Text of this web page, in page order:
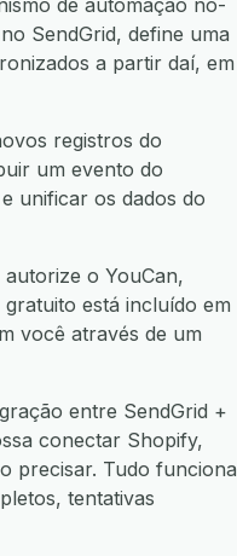
de automação no-
SendGrid, define uma
a partir daí, em
registros do
um evento do
unificar os dados do
o YouCan,
está incluído em
você através de um
entre SendGrid +
conectar Shopify,
precisar. Tudo funciona
tentativas